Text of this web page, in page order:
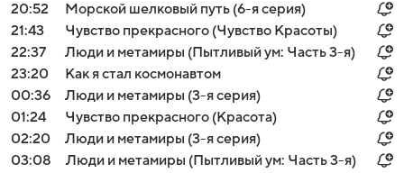
20:52
Морской шелковый путь (6-я серия)
21:43
Чувство прекрасного (Чувство Красоты)
22:37
Люди и метамиры (Пытливый ум: Часть 3-я)
23:20
Как я стал космонавтом
00:36
Люди и метамиры (3-я серия)
01:24
Чувство прекрасного (Красота)
02:20
Люди и метамиры (3-я серия)
03:08
Люди и метамиры (Пытливый ум: Часть 3-я)